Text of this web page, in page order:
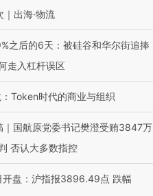
出海·物流
之后的6天：被硅谷和华尔街追捧
走入杠杆误区
Token时代的商业与组织
｜国航原党委书记樊澄受贿3847万
否认大多数指控
开盘：沪指报3896.49点 跌幅